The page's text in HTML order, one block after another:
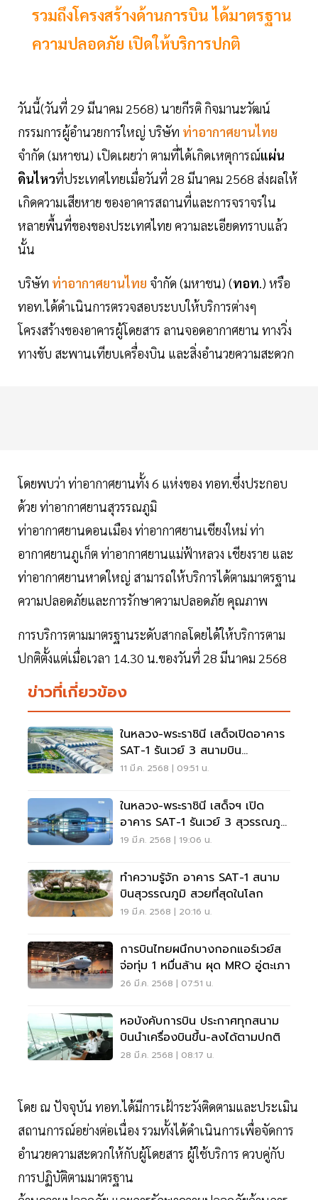
รวมถึงโครงสร้างด้านการบิน ได้มาตรฐาน
ความปลอดภัย เปิดให้บริการปกติ
วันนี้(วันที่ 29 มีนาคม 2568) นายกีรติ กิจมานะวัฒน์
กรรมการผู้อำนวยการใหญ่ บริษัท ท่าอากาศยานไทย
จำกัด (มหาชน) เปิดเผยว่า ตามที่ได้เกิดเหตุการณ์แผ่น
ดินไหวที่ประเทศไทยเมื่อวันที่ 28 มีนาคม 2568 ส่งผลให้
เกิดความเสียหาย ของอาคารสถานที่และการจราจรใน
หลายพื้นที่ของของประเทศไทย ความละเอียดทราบแล้ว
นั้น
บริษัท ท่าอากาศยานไทย จำกัด (มหาชน) (ทอท.) หรือ
ทอท.ได้ดำเนินการตรวจสอบระบบให้บริการต่างๆ
โครงสร้างของอาคารผู้โดยสาร ลานจอดอากาศยาน ทางวิ่ง
ทางขับ สะพานเทียบเครื่องบิน และสิ่งอำนวยความสะดวก
โดยพบว่า ท่าอากาศยานทั้ง 6 แห่งของ ทอท.ซึ่งประกอบ
ด้วย ท่าอากาศยานสุวรรณภูมิ
ท่าอากาศยานดอนเมือง ท่าอากาศยานเชียงใหม่ ท่า
อากาศยานภูเก็ต ท่าอากาศยานแม่ฟ้าหลวง เชียงราย และ
ท่าอากาศยานหาดใหญ่ สามารถให้บริการได้ตามมาตรฐาน
ความปลอดภัยและการรักษาความปลอดภัย คุณภาพ
การบริการตามมาตรฐานระดับสากลโดยได้ให้บริการตาม
ปกติตั้งแต่เมื่อเวลา 14.30 น.ของวันที่ 28 มีนาคม 2568
ข่าวที่เกี่ยวข้อง
ในหลวง-พระราชินี เสด็จเปิดอาคาร
SAT-1 รันเวย์ 3 สนามบิน
สุวรรณภูมิ 20 มี.ค.นี้
11 มี.ค. 2568 | 09:51 น.
ในหลวง-พระราชินี เสด็จฯ เปิด
อาคาร SAT-1 รันเวย์ 3 สุวรรณภูมิ
วันนี้
19 มี.ค. 2568 | 19:06 น.
ทำความรู้จัก อาคาร SAT-1 สนาม
บินสุวรรณภูมิ สวยที่สุดในโลก
19 มี.ค. 2568 | 20:16 น.
การบินไทยผนึกบางกอกแอร์เวย์ส
จ่อทุ่ม 1 หมื่นล้าน ผุด MRO อู่ตะเภา
26 มี.ค. 2568 | 07:51 น.
หอบังคับการบิน ประกาศทุกสนาม
บินนำเครื่องบินขึ้น-ลงได้ตามปกติ
28 มี.ค. 2568 | 08:17 น.
โดย ณ ปัจจุบัน ทอท.ได้มีการเฝ้าระวังติดตามและประเมิน
สถานการณ์อย่างต่อเนื่อง รวมทั้งได้ดำเนินการเพื่อจัดการ
อำนวยความสะดวกให้กับผู้โดยสาร ผู้ใช้บริการ ควบคู่กับ
การปฏิบัติตามมาตรฐาน